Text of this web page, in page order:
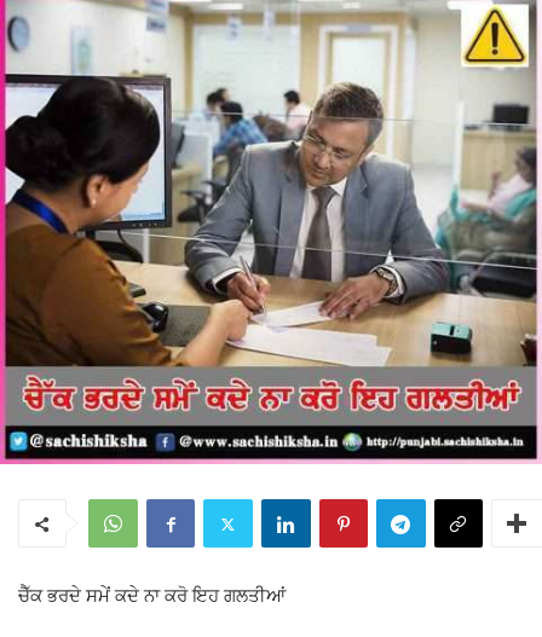
ਚੈੱਕ ਭਰਦੇ ਸਮੇਂ ਕਦੇ ਨਾ ਕਰੋ ਇਹ ਗਲਤੀਆਂ